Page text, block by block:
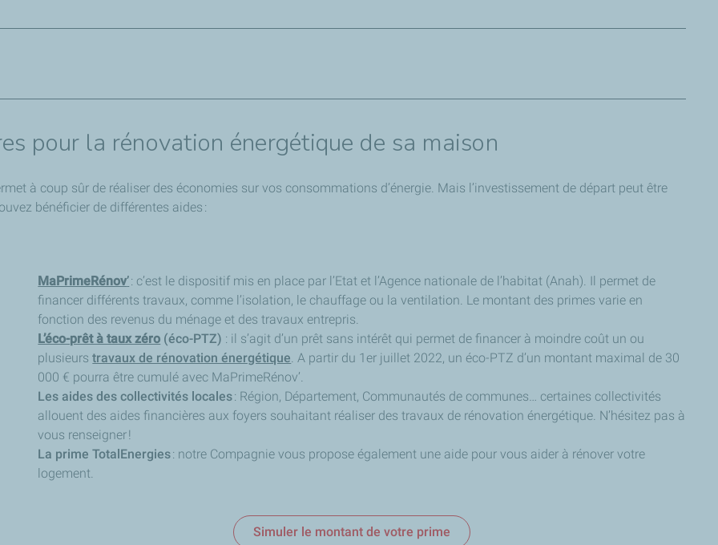
de chauffage de plus en plus performantes et écologiques. Chaudières à condensation ou à granulés de bois,
existent pour produire votre eau chaude sanitaire. Le chauffe-eau thermodynamique s’appuie par exemple sur
pour la rénovation énergétique de sa maison
à coup sûr de réaliser des économies sur vos consommations d’énergie. Mais l’investissement de départ peut être
bénéficier de différentes aides :
MaPrimeRénov’: c’est le dispositif mis en place par l’Etat et l’Agence nationale de l’habitat (Anah). Il permet de
financer différents travaux, comme l’isolation, le chauffage ou la ventilation. Le montant des primes varie en
fonction des revenus du ménage et des travaux entrepris.
L’éco-prêt à taux zéro (éco-PTZ) : il s’agit d’un prêt sans intérêt qui permet de financer à moindre coût un ou
plusieurstravaux de rénovation énergétique . A partir du 1er juillet 2022, un éco-PTZ d’un montant maximal de 30
000 € pourra être cumulé avec MaPrimeRénov’.
Les aides des collectivités locales: Région, Département, Communautés de communes… certaines collectivités
allouent des aides financières aux foyers souhaitant réaliser des travaux de rénovation énergétique. N’hésitez pas à
vous renseigner !
La prime TotalEnergies: notre Compagnie vous propose également une aide pour vous aider à rénover votre
logement.
Simuler le montant de votre prime